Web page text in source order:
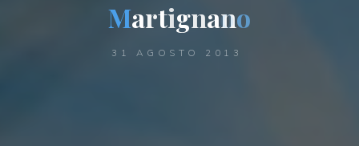
Martignano
31 AGOSTO 2013